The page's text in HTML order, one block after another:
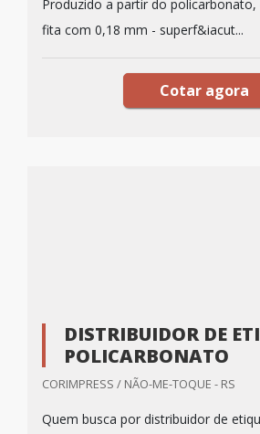
Produzido a partir do
fita com 0,18 mm - superf&iacut...
Cotar agora
DISTRIBUIDOR DE
POLICARBONATO
CORIMPRESS / NÃO-ME-TOQUE - RS
Quem busca por distribuidor de